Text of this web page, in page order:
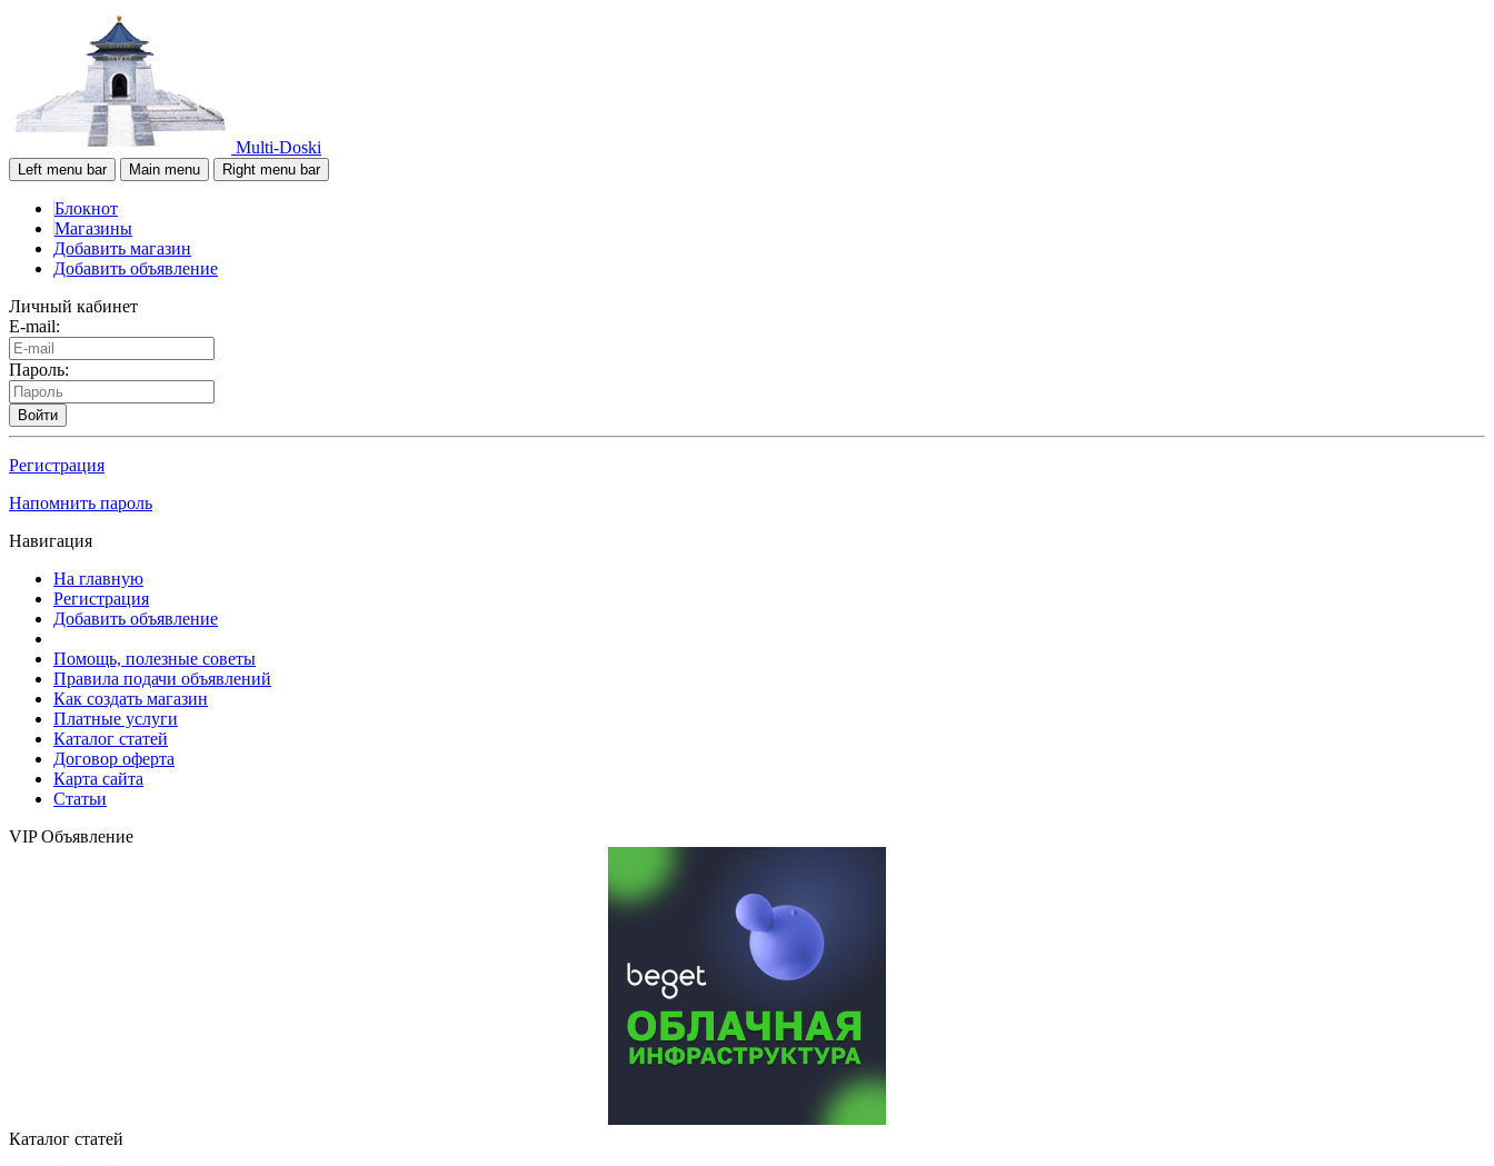
Multi-Doski
Left menu bar Main menu Right menu bar
Блокнот
Магазины
Добавить магазин
Добавить объявление
Личный кабинет
E-mail:
Пароль:
Войти
Регистрация
Напомнить пароль
Навигация
На главную
Регистрация
Добавить объявление
Помощь, полезные советы
Правила подачи объявлений
Как создать магазин
Платные услуги
Каталог статей
Договор оферта
Карта сайта
Статьи
VIP Объявление
Каталог статей